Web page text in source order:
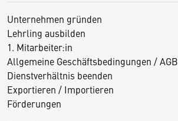
Unternehmen gründen
Lehrling ausbilden
1. Mitarbeiter:in
Allgemeine Geschäftsbedingungen / AGB
Dienstverhältnis beenden
Exportieren / Importieren
Förderungen